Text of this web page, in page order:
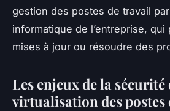
gestion des postes de travail
informatique de l’entreprise,
mises à jour ou résoudre des
Les enjeux de la sécurité
virtualisation des postes